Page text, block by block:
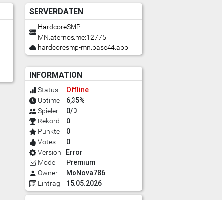
SERVERDATEN
HardcoreSMP-
MN.aternos.me:12775
hardcoresmp-mn.base44.app
INFORMATION
Status Offline
Uptime 6,35%
Spieler 0/0
Rekord 0
Punkte 0
Votes 0
Version Error
Mode Premium
Owner MoNova786
Eintrag 15.05.2026